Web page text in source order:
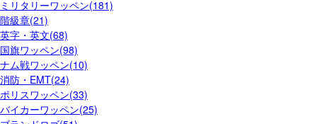
ミリタリーワッペン(181)
階級章(21)
英字・英文(68)
国旗ワッペン(98)
ナム戦ワッペン(10)
消防・EMT(24)
ポリスワッペン(33)
バイカーワッペン(25)